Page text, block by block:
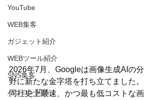
YouTube
WEB集客
ガジェット紹介
WEBツール紹介
SNS集客
パソコン関係
2026年7月、Googleは画像生成AIの分
野に新たな金字塔を打ち立てました。
同社史上最速、かつ最も低コストな画